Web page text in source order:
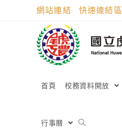
網站連結 快速連結區
首頁 校務資料開放
行事曆